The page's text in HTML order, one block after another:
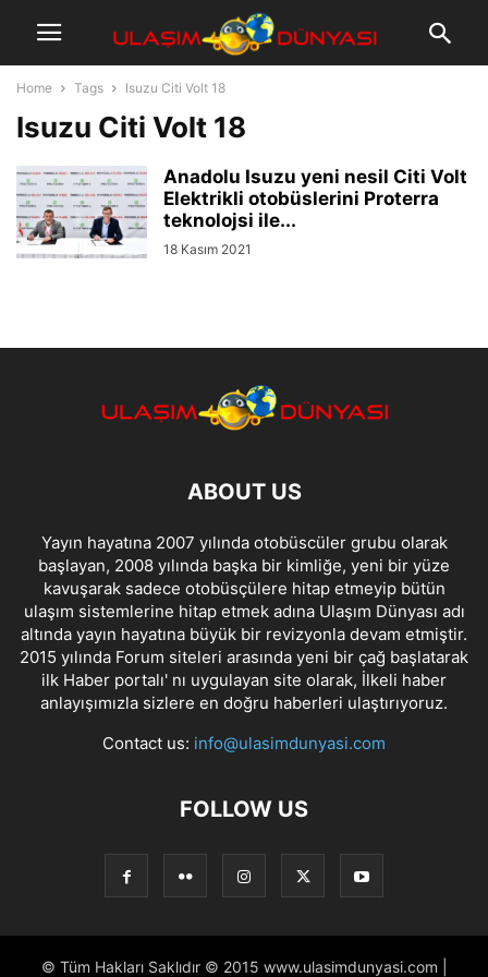
Home Tags Isuzu Citi Volt 18
Isuzu Citi Volt 18
Anadolu Isuzu yeni nesil Citi Volt
Elektrikli otobüslerini Proterra
teknolojsi ile...
18 Kasım 2021
ABOUT US
Yayın hayatına 2007 yılında otobüscüler grubu olarak
başlayan, 2008 yılında başka bir kimliğe, yeni bir yüze
kavuşarak sadece otobüsçülere hitap etmeyip bütün
ulaşım sistemlerine hitap etmek adına Ulaşım Dünyası adı
altında yayın hayatına büyük bir revizyonla devam etmiştir.
2015 yılında Forum siteleri arasında yeni bir çağ başlatarak
ilk Haber portalı' nı uygulayan site olarak, İlkeli haber
anlayışımızla sizlere en doğru haberleri ulaştırıyoruz.
Contact us: info@ulasimdunyasi.com
FOLLOW US
© Tüm Hakları Saklıdır © 2015 www.ulasimdunyasi.com |